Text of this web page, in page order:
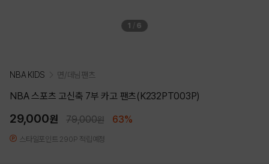
1 / 6
NBA KIDS 면/데님팬츠
NBA 스포츠 고신축 7부 카고 팬츠(K232PT003P)
29,000원 79,000원 63%
스타일포인트 290P 적립예정